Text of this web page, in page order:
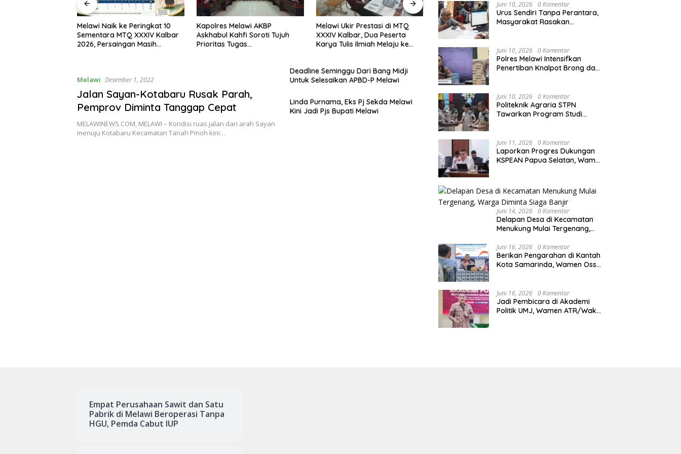
Melawi Naik ke Peringkat 10
Sementara MTQ XXXIV Kalbar
2026, Persaingan Masih
Kapolres Melawi AKBP
Askhabul Kahfi Soroti Tujuh
Prioritas Tugas
Melawi Ukir Prestasi di MTQ
XXXIV Kalbar, Dua Peserta
Karya Tulis Ilmiah Melaju ke
Melawi Tempati Peringkat ke-11
Sementara pada MTQ XXXIV
Semarak HUT RI ke-81,
Pinoh
Melawi Desember 1, 2022
Jalan Sayan-Kotabaru Rusak Parah,
Pemprov Diminta Tanggap Cepat
MELAWINEWS.COM, MELAWI – Kondisi ruas jalan dari arah Sayan
menuju Kotabaru Kecamatan Tanah Pinoh kini…
Deadline Seminggu Dari Bang Midji
Untuk Selesaikan APBD-P Melawi
Linda Purnama, Eks Pj Sekda Melawi
Kini Jadi Pjs Bupati Melawi
Agraria/Pertanahan dan Tata
Ruang
Juni 10, 2026 0 Komentar
Urus Sendiri Tanpa Perantara,
Masyarakat Rasakan
Juni 10, 2026 0 Komentar
Polres Melawi Intensifkan
Penertiban Knalpot Brong dan
Juni 10, 2026 0 Komentar
Politeknik Agraria STPN
Tawarkan Program Studi
Juni 11, 2026 0 Komentar
Laporkan Progres Dukungan
KSPEAN Papua Selatan, Wamen
Nasional
Juni 14, 2026 0 Komentar
Delapan Desa di Kecamatan
Menukung Mulai Tergenang,
Juni 16, 2026 0 Komentar
Berikan Pengarahan di Kantah
Kota Samarinda, Wamen Ossy:
Kalimantan Timur
Juni 16, 2026 0 Komentar
Jadi Pembicara di Akademi
Politik UMJ, Wamen ATR/Waka
Empat Perusahaan Sawit dan Satu
Pabrik di Melawi Beroperasi Tanpa
HGU, Pemda Cabut IUP